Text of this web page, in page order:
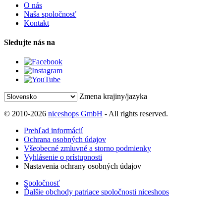
O nás
Naša spoločnosť
Kontakt
Sledujte nás na
Zmena krajiny/jazyka
© 2010-2026 niceshops GmbH - All rights reserved.
Prehľad informácií
Ochrana osobných údajov
Všeobecné zmluvné a storno podmienky
Vyhlásenie o prístupnosti
Nastavenia ochrany osobných údajov
Spoločnosť
Ďalšie obchody patriace spoločnosti niceshops